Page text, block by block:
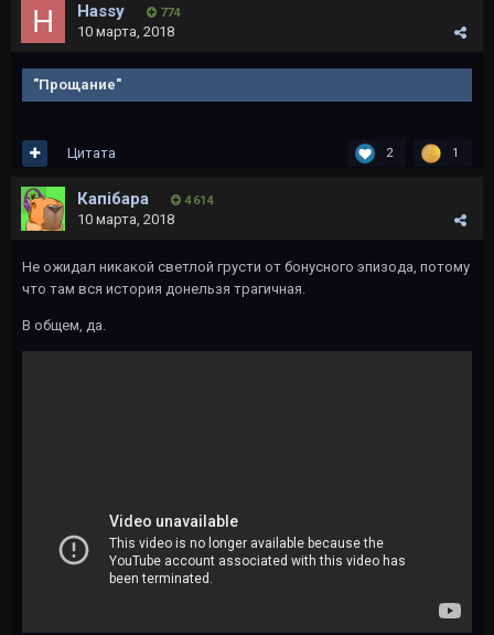
Hassy 774
10 марта, 2018
"Прощание"
2 1
Цитата
Капібара 4 614
10 марта, 2018
Не ожидал никакой светлой грусти от бонусного эпизода, потому
что там вся история донельзя трагичная.
В общем, да.